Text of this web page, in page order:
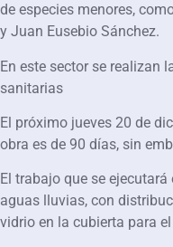
de especies menores,
y Juan Eusebio Sánchez.
En este sector se realizan
sanitarias
El próximo jueves 20 de
obra es de 90 días, sin
El trabajo que se
aguas lluvias, con
vidrio en la cubierta para